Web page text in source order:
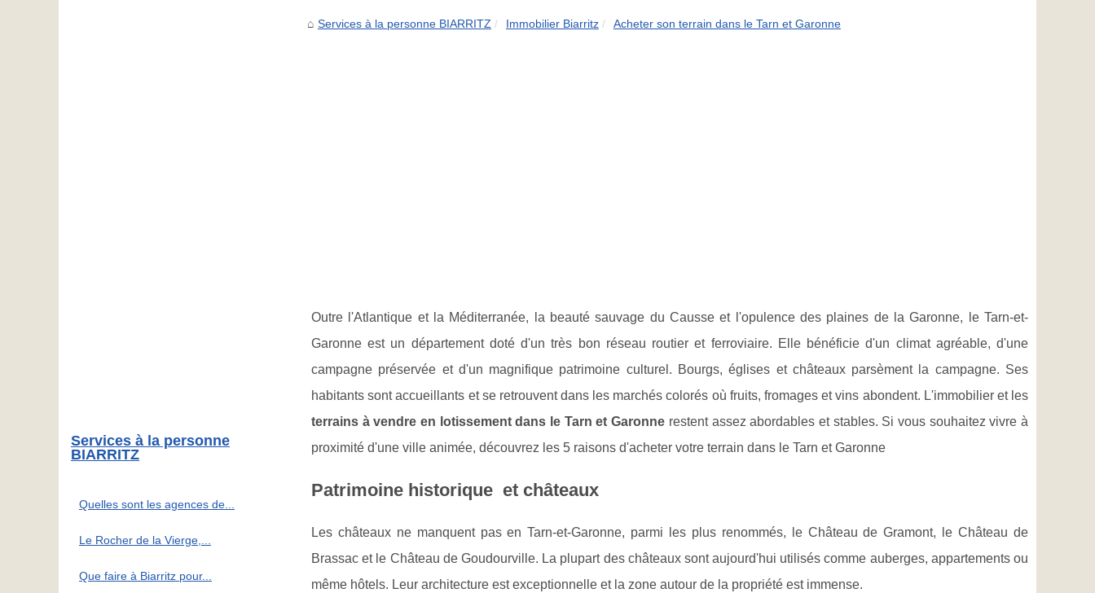
Services à la personne BIARRITZ Immobilier Biarritz Acheter son terrain dans le Tarn et Garonne
Outre l'Atlantique et la Méditerranée, la beauté sauvage du Causse et l'opulence des plaines de la Garonne, le Tarn-et-
Garonne est un département doté d'un très bon réseau routier et ferroviaire. Elle bénéficie d'un climat agréable, d'une
campagne préservée et d'un magnifique patrimoine culturel. Bourgs, églises et châteaux parsèment la campagne. Ses
habitants sont accueillants et se retrouvent dans les marchés colorés où fruits, fromages et vins abondent. L'immobilier et les
terrains à vendre en lotissement dans le Tarn et Garonne restent assez abordables et stables. Si vous souhaitez vivre à
proximité d'une ville animée, découvrez les 5 raisons d'acheter votre terrain dans le Tarn et Garonne
Patrimoine historique et châteaux
Les châteaux ne manquent pas en Tarn-et-Garonne, parmi les plus renommés, le Château de Gramont, le Château de
Brassac et le Château de Goudourville. La plupart des châteaux sont aujourd'hui utilisés comme auberges, appartements ou
même hôtels. Leur architecture est exceptionnelle et la zone autour de la propriété est immense.
Services à la personne
BIARRITZ
Quelles sont les agences de...
Le Rocher de la Vierge,...
Que faire à Biarritz pour...